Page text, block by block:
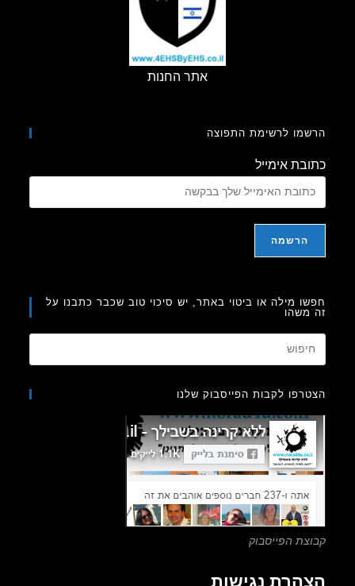
אתר החנות
לרשימת התפוצה
אימייל
מילה או ביטוי באתר, יש סיכוי טוב שכבר כתבנו על
Escape
לקבות הפייסבוק שלנו
הפייסבוק
נגישות